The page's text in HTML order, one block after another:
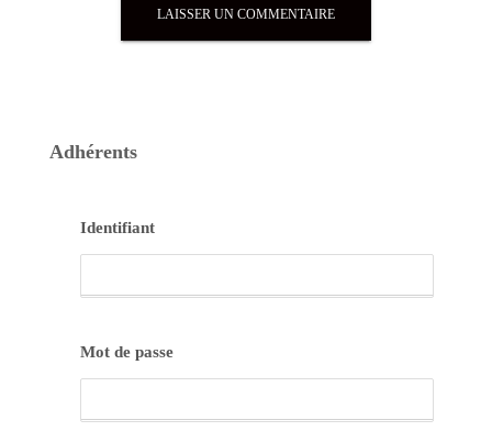
Adhérents
Identifiant
Mot de passe